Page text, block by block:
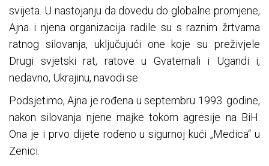
svijeta. U nastojanju da dovedu do globalne promjene,
Ajna i njena organizacija radile su s raznim žrtvama
ratnog silovanja, uključujući one koje su preživjele
Drugi svjetski rat, ratove u Gvatemali i Ugandi i,
nedavno, Ukrajinu, navodi se.
Podsjetimo, Ajna je rođena u septembru 1993. godine,
nakon silovanja njene majke tokom agresije na BiH.
Ona je i prvo dijete rođeno u sigurnoj kući „Medica“ u
Zenici.